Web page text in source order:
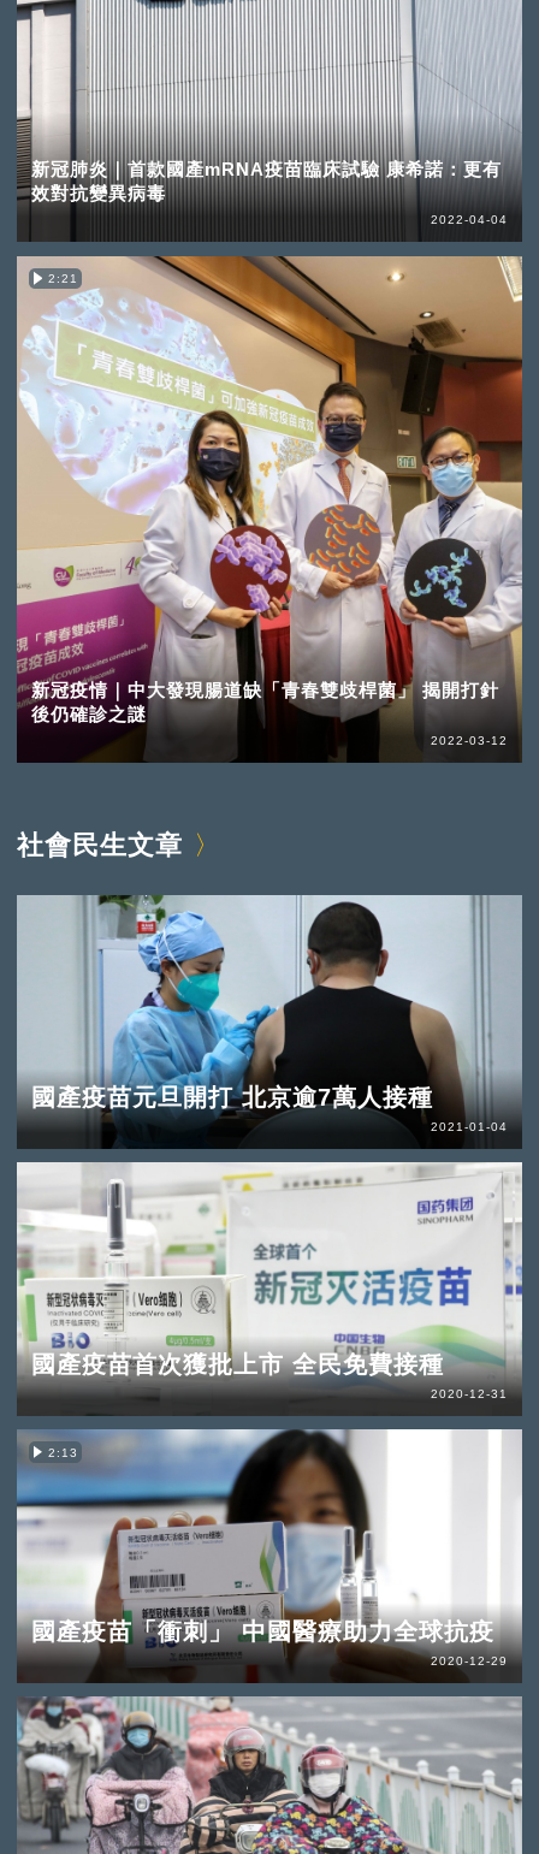
新冠肺炎｜首款國產mRNA疫苗臨床試驗 康希諾：更有
效對抗變異病毒
2022-04-04
2:21
新冠疫情｜中大發現腸道缺「青春雙歧桿菌」 揭開打針
後仍確診之謎
2022-03-12
社會民生文章
國產疫苗元旦開打 北京逾7萬人接種
2021-01-04
國產疫苗首次獲批上市 全民免費接種
2020-12-31
2:13
國產疫苗「衝刺」 中國醫療助力全球抗疫
2020-12-29